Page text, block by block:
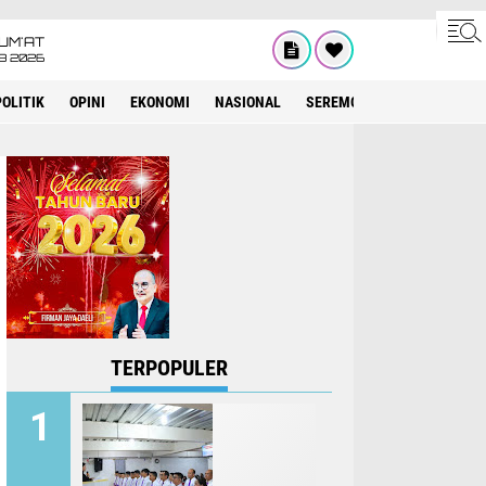
2026
OPINI EKONOMI NASIONAL SEREMONIAL
TERPOPULER